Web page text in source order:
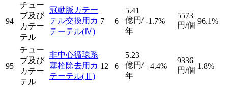
94
チュー
ブ及び
カテー
テル
冠動脈カテー
テル交換用カ
テーテル(Ⅳ)
7 6
5.41
億円/
年
-1.7%
5573
円/個 96.1%
95
チュー
ブ及び
カテー
テル
非中心循環系
塞栓除去用カ
テーテル(Ⅱ)
12 6
5.23
億円/
年
+4.4%
9336
円/個 1.8%